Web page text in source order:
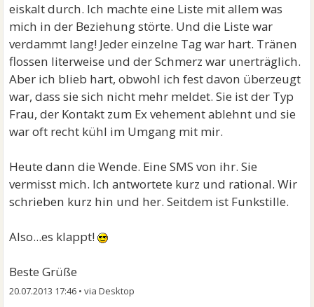
eiskalt durch. Ich machte eine Liste mit allem was
mich in der Beziehung störte. Und die Liste war
verdammt lang! Jeder einzelne Tag war hart. Tränen
flossen literweise und der Schmerz war unerträglich.
Aber ich blieb hart, obwohl ich fest davon überzeugt
war, dass sie sich nicht mehr meldet. Sie ist der Typ
Frau, der Kontakt zum Ex vehement ablehnt und sie
war oft recht kühl im Umgang mit mir.
Heute dann die Wende. Eine SMS von ihr. Sie
vermisst mich. Ich antwortete kurz und rational. Wir
schrieben kurz hin und her. Seitdem ist Funkstille.
Also...es klappt!
Beste Grüße
20.07.2013 17:46 •